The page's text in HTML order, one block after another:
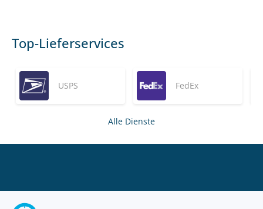
Top-Lieferservices
USPS FedEx
Alle Dienste